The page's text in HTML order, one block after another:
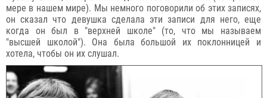
мере в нашем мире). Мы немного поговорили об этих записях,
он сказал что девушка сделала эти записи для него, еще
когда он был в "верхней школе" (то, что мы называем
"высшей школой"). Она была большой их поклонницей и
хотела, чтобы он их слушал.